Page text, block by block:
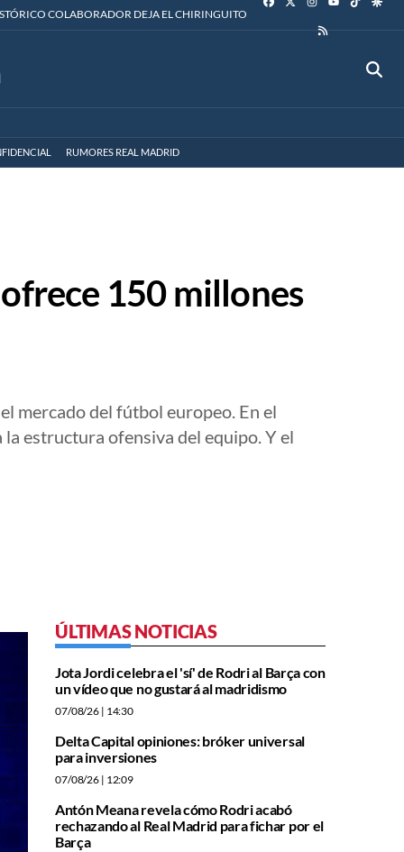
COLABORADOR DEJA EL CHIRINGUITO
RUMORES REAL MADRID
150 millones
mercado del fútbol europeo. En el
estructura ofensiva del equipo. Y el
ÚLTIMAS NOTICIAS
Jota Jordi celebra el 'sí' de Rodri al Barça con
un vídeo que no gustará al madridismo
07/08/26 | 14:30
Delta Capital opiniones: bróker universal
para inversiones
07/08/26 | 12:09
Antón Meana revela cómo Rodri acabó
rechazando al Real Madrid para fichar por el
Barça